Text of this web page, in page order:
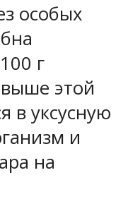
особых
г
этой
в уксусную
и
на